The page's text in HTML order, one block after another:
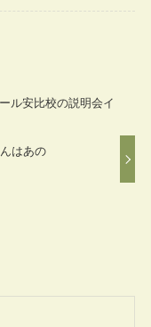
ル安比校の説明会イ
はあの